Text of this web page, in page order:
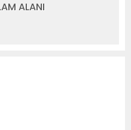
ALANI